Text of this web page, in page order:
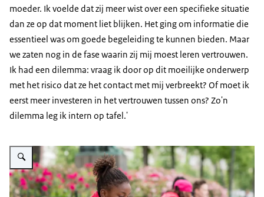
moeder. Ik voelde dat zij meer wist over een specifieke situatie
dan ze op dat moment liet blijken. Het ging om informatie die
essentieel was om goede begeleiding te kunnen bieden. Maar
we zaten nog in de fase waarin zij mij moest leren vertrouwen.
Ik had een dilemma: vraag ik door op dit moeilijke onderwerp
met het risico dat ze het contact met mij verbreekt? Of moet ik
eerst meer investeren in het vertrouwen tussen ons? Zo'n
dilemma leg ik intern op tafel.'
Vergroot afbeelding Ga open en nieuwsgierig het gesprek aan